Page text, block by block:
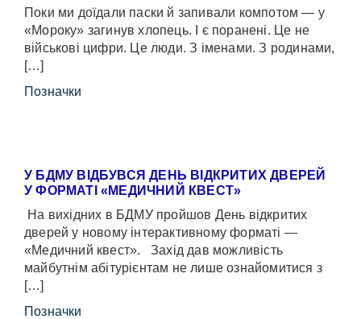
Поки ми доїдали паски й запивали компотом — у
«Мороку» загинув хлопець. І є поранені. Це не
військові цифри. Це люди. З іменами. З родинами,
[…]
Позначки
У БДМУ ВІДБУВСЯ ДЕНЬ ВІДКРИТИХ ДВЕРЕЙ
У ФОРМАТІ «МЕДИЧНИЙ КВЕСТ»
На вихідних в БДМУ пройшов День відкритих
дверей у новому інтерактивному форматі —
«Медичний квест». Захід дав можливість
майбутнім абітурієнтам не лише ознайомитися з
[…]
Позначки